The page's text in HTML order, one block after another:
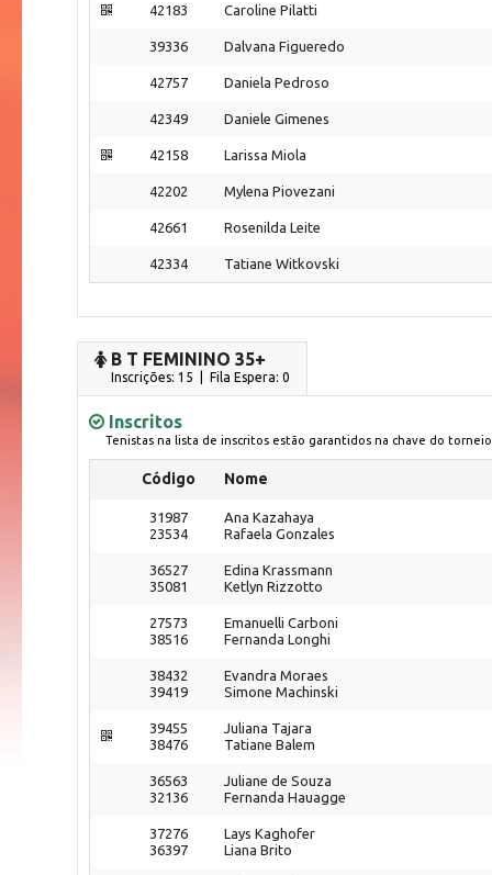
42183 Caroline Pilatti
39336 Dalvana Figueredo
42757 Daniela Pedroso
42349 Daniele Gimenes
42158 Larissa Miola
42202 Mylena Piovezani
42661 Rosenilda Leite
42334 Tatiane Witkovski
B T FEMININO 35+
Inscrições: 15 | Fila Espera: 0
Inscritos
Tenistas na lista de inscritos estão garantidos na chave do torneio
Código Nome
31987
23534
Ana Kazahaya
Rafaela Gonzales
36527
35081
Edina Krassmann
Ketlyn Rizzotto
27573
38516
Emanuelli Carboni
Fernanda Longhi
38432
39419
Evandra Moraes
Simone Machinski
39455
38476
Juliana Tajara
Tatiane Balem
36563
32136
Juliane de Souza
Fernanda Hauagge
37276
36397
Lays Kaghofer
Liana Brito